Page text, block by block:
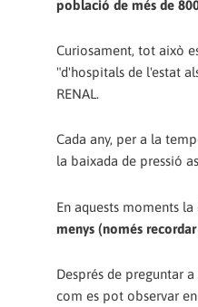
població de més de
Curiosament, tot això
"d'hospitals de l'estat
RENAL.
Cada any, per a la
la baixada de pressió
En aquests moments
menys (només
Després de preguntar
com es pot observar